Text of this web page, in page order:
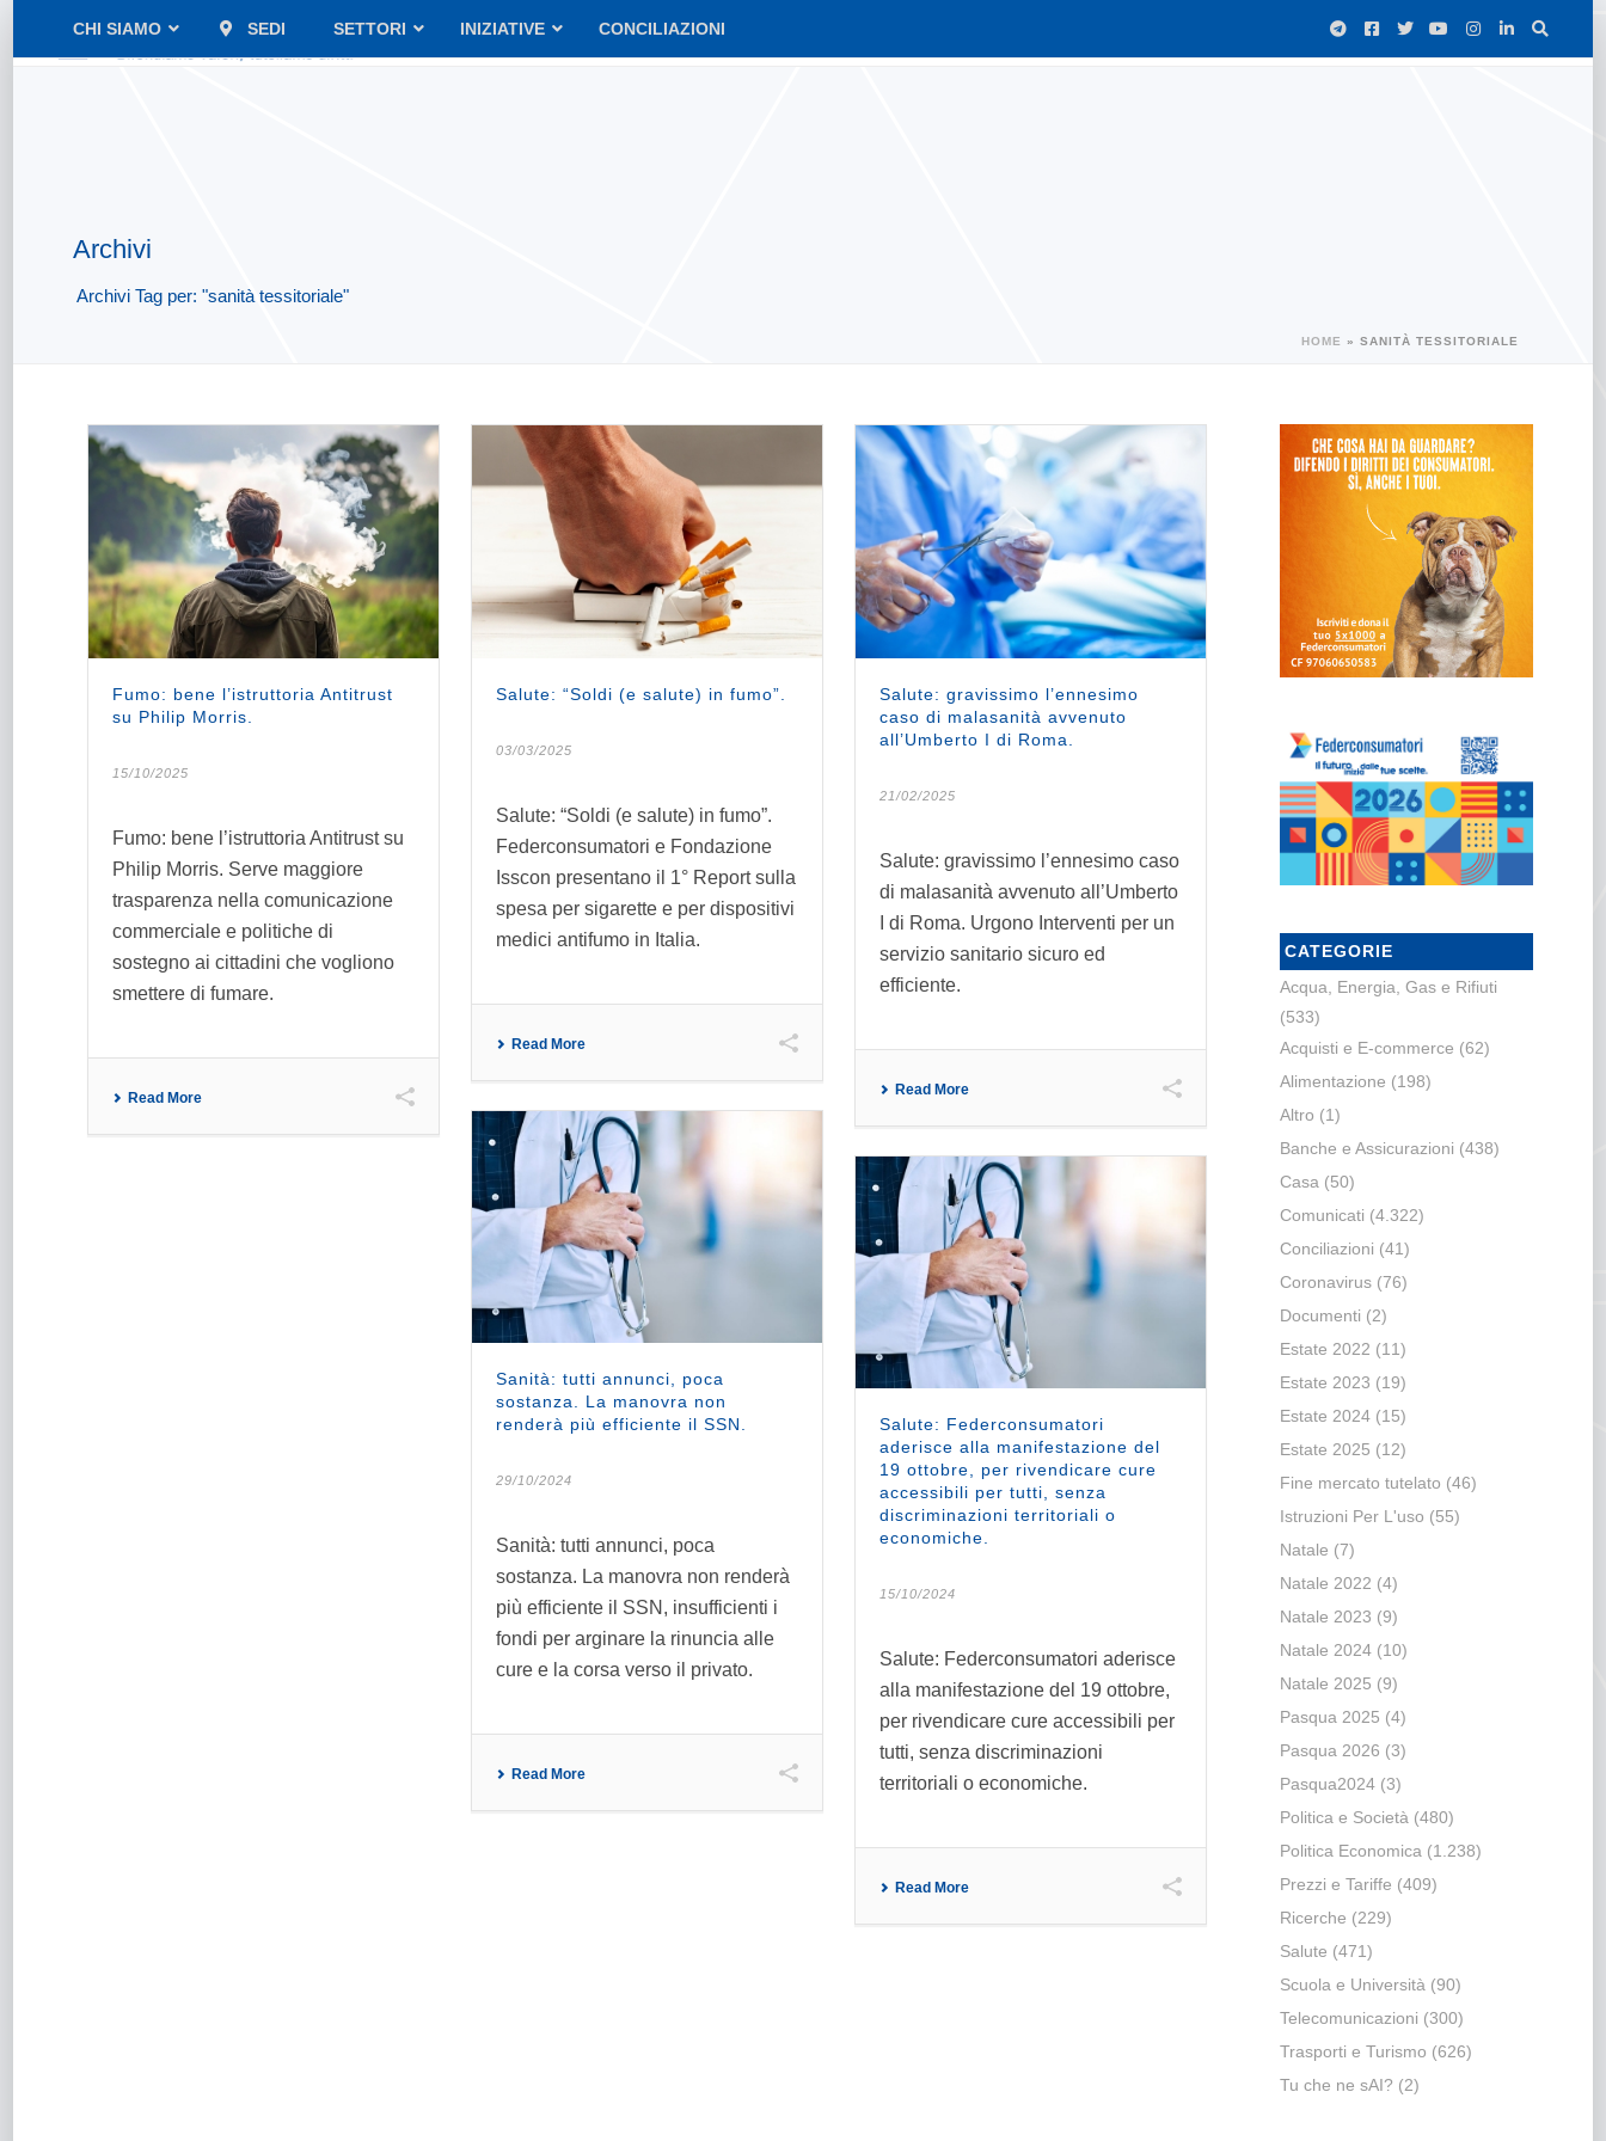
CHI SIAMO SEDI SETTORI INIZIATIVE CONCILIAZIONI
Archivi
Archivi Tag per: "sanità tessitoriale"
HOME » SANITÀ TESSITORIALE
Fumo: bene l’istruttoria Antitrust
su Philip Morris.
15/10/2025
Fumo: bene l’istruttoria Antitrust su
Philip Morris. Serve maggiore
trasparenza nella comunicazione
commerciale e politiche di
sostegno ai cittadini che vogliono
smettere di fumare.
Read More
Salute: “Soldi (e salute) in fumo”.
03/03/2025
Salute: “Soldi (e salute) in fumo”.
Federconsumatori e Fondazione
Isscon presentano il 1° Report sulla
spesa per sigarette e per dispositivi
medici antifumo in Italia.
Read More
Salute: gravissimo l’ennesimo
caso di malasanità avvenuto
all’Umberto I di Roma.
21/02/2025
Salute: gravissimo l’ennesimo caso
di malasanità avvenuto all’Umberto
I di Roma. Urgono Interventi per un
servizio sanitario sicuro ed
efficiente.
Read More
Sanità: tutti annunci, poca
sostanza. La manovra non
renderà più efficiente il SSN.
29/10/2024
Sanità: tutti annunci, poca
sostanza. La manovra non renderà
più efficiente il SSN, insufficienti i
fondi per arginare la rinuncia alle
cure e la corsa verso il privato.
Read More
Salute: Federconsumatori
aderisce alla manifestazione del
19 ottobre, per rivendicare cure
accessibili per tutti, senza
discriminazioni territoriali o
economiche.
15/10/2024
Salute: Federconsumatori aderisce
alla manifestazione del 19 ottobre,
per rivendicare cure accessibili per
tutti, senza discriminazioni
territoriali o economiche.
Read More
CATEGORIE
Acqua, Energia, Gas e Rifiuti
(533)
Acquisti e E-commerce (62)
Alimentazione (198)
Altro (1)
Banche e Assicurazioni (438)
Casa (50)
Comunicati (4.322)
Conciliazioni (41)
Coronavirus(76)
Documenti (2)
Estate 2022 (11)
Estate 2023 (19)
Estate 2024(15)
Estate 2025 (12)
Fine mercato tutelato (46)
Istruzioni Per L'uso (55)
Natale (7)
Natale 2022 (4)
Natale 2023 (9)
Natale 2024(10)
Natale 2025 (9)
Pasqua 2025 (4)
Pasqua 2026 (3)
Pasqua2024(3)
Politica e Società (480)
Politica Economica (1.238)
Prezzi e Tariffe (409)
Ricerche (229)
Salute (471)
Scuola e Università (90)
Telecomunicazioni (300)
Trasporti e Turismo (626)
Tu che ne sAI? (2)